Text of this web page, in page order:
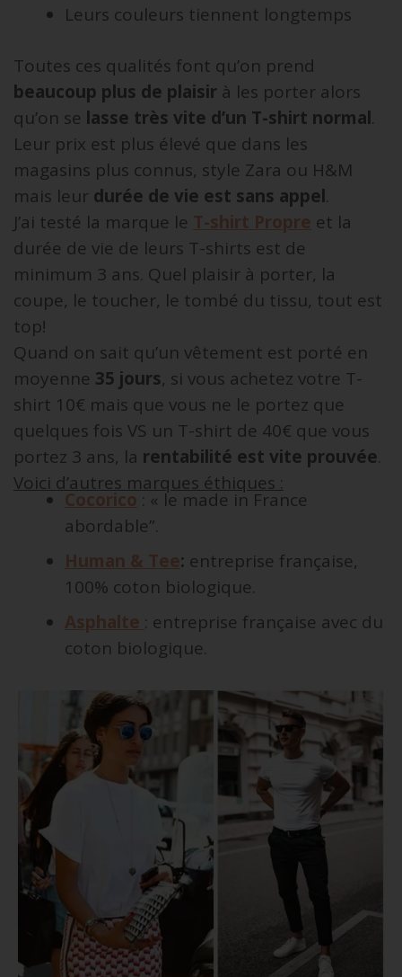
Leurs couleurs tiennent longtemps
Toutes ces qualités font qu’on prend
beaucoup plus de plaisir à les porter alors
qu’on se lasse très vite d’un T-shirt normal.
Leur prix est plus élevé que dans les
magasins plus connus, style Zara ou H&M
mais leur durée de vie est sans appel.
J’ai testé la marque le T-shirt Propre et la
durée de vie de leurs T-shirts est de
minimum 3 ans. Quel plaisir à porter, la
coupe, le toucher, le tombé du tissu, tout est
top!
Quand on sait qu’un vêtement est porté en
moyenne 35 jours, si vous achetez votre T-
shirt 10€ mais que vous ne le portez que
quelques fois VS un T-shirt de 40€ que vous
portez 3 ans, la rentabilité est vite prouvée.
Voici d’autres marques éthiques :
Cocorico : « le made in France
abordable”.
Human & Tee: entreprise française,
100% coton biologique.
Asphalte : entreprise française avec du
coton biologique.